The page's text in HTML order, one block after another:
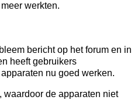
werkten.
bericht op het forum en in
heeft gebruikers
nu goed werken.
waardoor de apparaten niet